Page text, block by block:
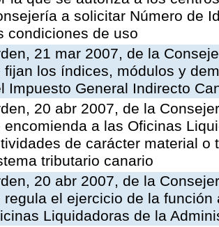
a solicitar Número de
condiciones de uso
21 mar 2007, de la
fijan los índices, módulos y
Impuesto General Indirecto
20 abr 2007, de la
encomienda a las Oficinas
de carácter material
tributario canario
20 abr 2007, de la
regula el ejercicio de la
Liquidadoras de la